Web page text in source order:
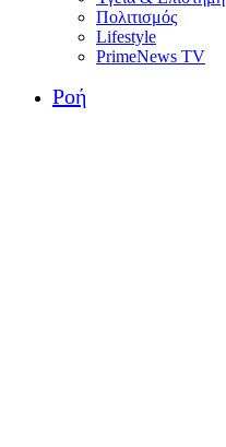
Πολιτισμός
Lifestyle
PrimeNews TV
Ροή